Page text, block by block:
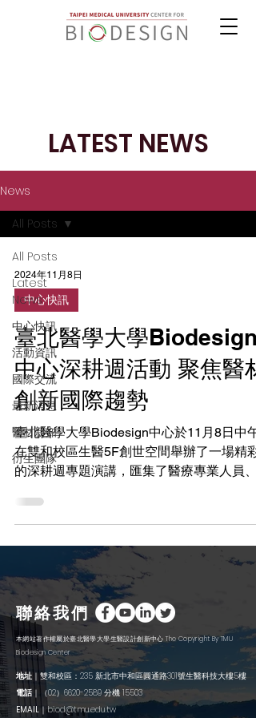
LATEST NEWS
News
All Posts
Latest
News
中心快訊
活動資訊
國際交流
最新消息
醫材新知
衍生團隊
All Posts
2024年11月8日
中心快訊
臺北醫學大學Biodesign
中心深耕週活動 聚焦醫材
創新國際趨勢
臺北醫學大學Biodesign中心於11月8日中午
在雙和校區生醫5F創世空間舉辦了一場精彩
的深耕週專題演講，匯集了醫療專業人員、
新趨勢。 本次活動邀請到兩位重量級講者分
享其寶貴經驗。曾健華主任分享了2024年
BME IDEA...
聯絡我們
本網站著作權屬於臺北醫學大學生醫設計創新中心 The Copyright By TMU
Biodesign Center
地址｜雙和校區：235 新北市中和區圓通路301號生醫科技大樓5樓
電話｜（02）6620-2589 分機 15503
EMAIL｜ biod@tmu.edu.tw